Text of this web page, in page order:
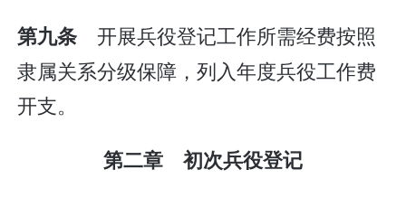
第九条开展兵役登记工作所需经费按照
隶属关系分级保障，列入年度兵役工作费
开支。
第二章 初次兵役登记